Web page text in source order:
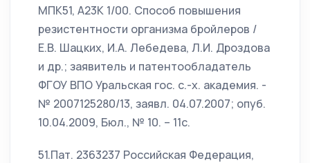
МПК51, А23К 1/00. Способ повышения
резистентности организма бройлеров /
Е.В. Шацких, И.А. Лебедева, Л.И. Дроздова
и др.; заявитель и патентообладатель
ФГОУ ВПО Уральская гос. с.-х. академия. -
№ 2007125280/13, заявл. 04.07.2007; опуб.
10.04.2009, Бюл., № 10. – 11с.
51.Пат. 2363237 Российская Федерация,